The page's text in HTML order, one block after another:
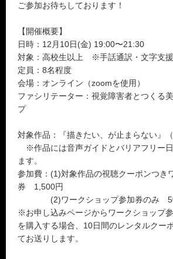
ご参加お待ちしております！
【開催概要】
日時：12月10日(金) 19:00〜21:30
対象：高校生以上 ※手話通訳・文字支援
定員：8名程度
会場：オンライン（zoomを使用）
ファシリテーター：視覚障害者とつくる
プ
対象作品：『描きたい、が止まらない』
※作品には音声ガイドとバリアフリー
ます。
参加費：(1)対象作品の視聴クーポンつき
券 1,500円
(2)ワークショップ参加券のみ
※お申し込みページからワークショップ
を購入する場合、10日間のレンタルクー
てお送りします。